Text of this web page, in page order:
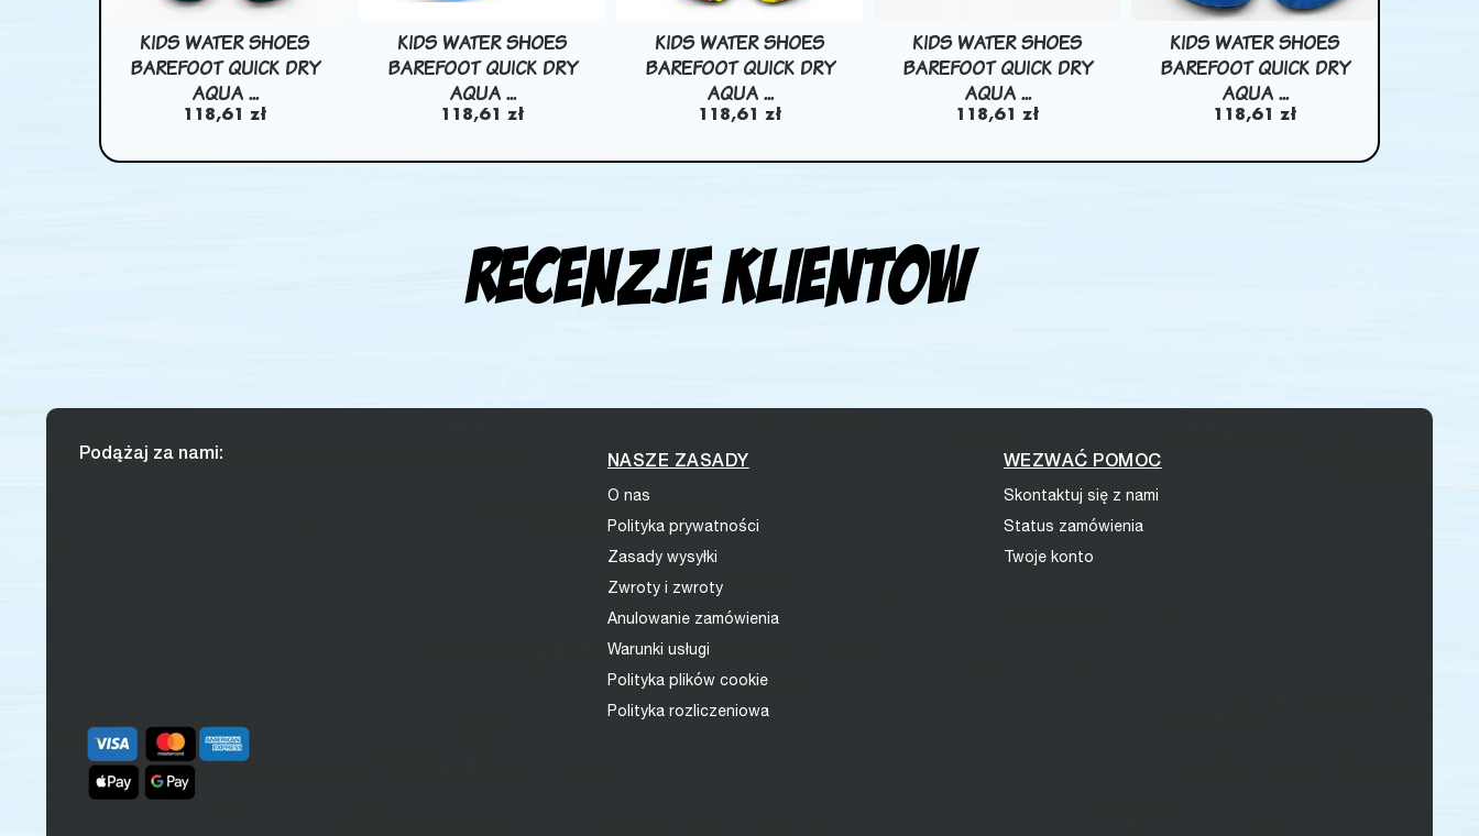
KIDS WATER SHOES
BAREFOOT QUICK DRY
AQUA ...
118,61 zł
KIDS WATER SHOES
BAREFOOT QUICK DRY
AQUA ...
118,61 zł
KIDS WATER SHOES
BAREFOOT QUICK DRY
AQUA ...
118,61 zł
KIDS WATER SHOES
BAREFOOT QUICK DRY
AQUA ...
118,61 zł
KIDS WATER SHOES
BAREFOOT QUICK DRY
AQUA ...
118,61 zł
Recenzje klientow
Podążaj za nami: NASZE ZASADY
O nas
Polityka prywatności
Zasady wysyłki
Zwroty i zwroty
Anulowanie zamówienia
Warunki usługi
Polityka plików cookie
Polityka rozliczeniowa
WEZWAĆ POMOC
Skontaktuj się z nami
Status zamówienia
Twoje konto